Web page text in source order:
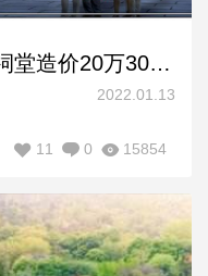
农村小型祠堂设计图纸，祠堂造价20万30万40万50万款式
2022.01.13
15854
0
11